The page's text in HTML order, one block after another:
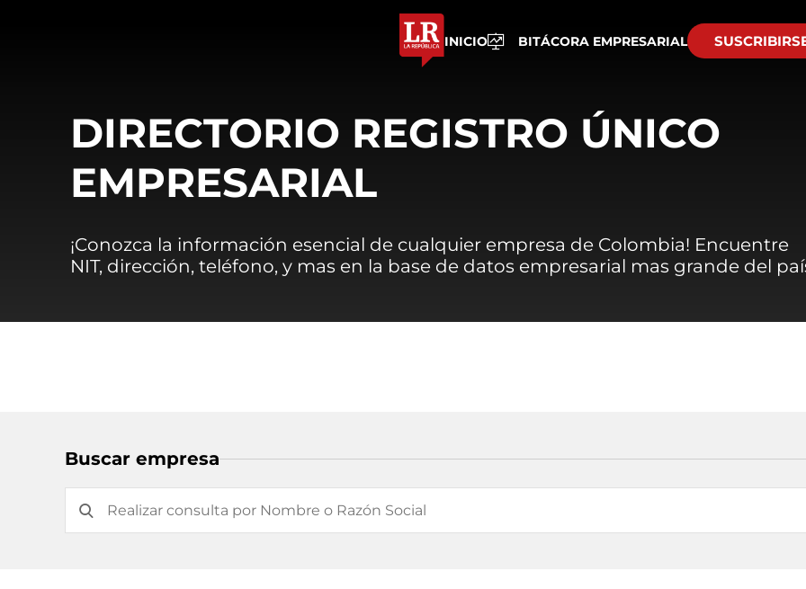
INICIO BITÁCORA EMPRESARIAL
DIRECTORIO REGISTRO ÚNICO
EMPRESARIAL
¡Conozca la información esencial de cualquier empresa de Colombia! Encuentre
NIT, dirección, teléfono, y mas en la base de datos empresarial mas grande del
Buscar empresa